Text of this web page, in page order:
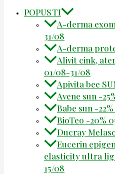
POPUSTI
A-derma
31/08
A-derma
Alivit cink,
01/08-31/08
Apivita bee
Avene sun -
Babe sun -
BioTeo -20%
Ducray
Eucerin
elasticity ultra
15/08